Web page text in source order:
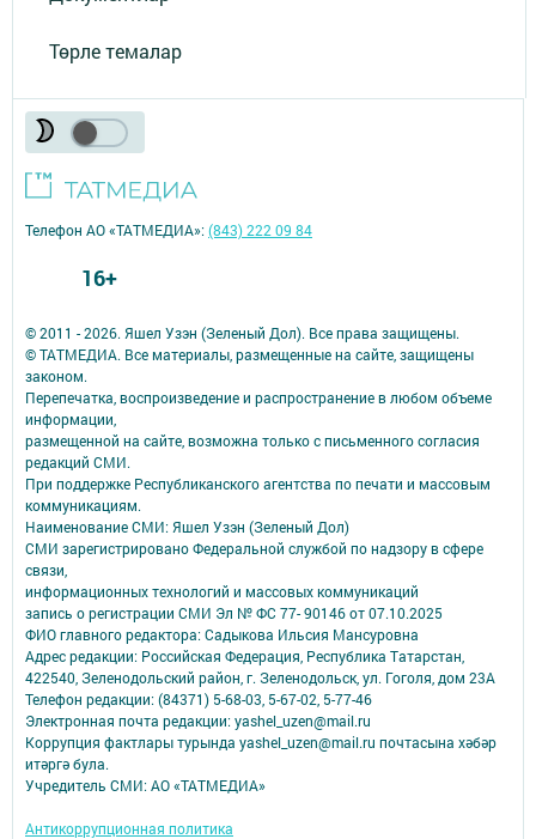
Төрле темалар
© 2011 - 2026. Яшел Узэн (Зеленый Дол). Все права защищены.
© ТАТМЕДИА. Все материалы, размещенные на сайте, защищены
законом.
Перепечатка, воспроизведение и распространение в любом объеме
информации,
размещенной на сайте, возможна только с письменного согласия
редакций СМИ.
При поддержке Республиканского агентства по печати и массовым
коммуникациям.
Наименование СМИ: Яшел Узэн (Зеленый Дол)
СМИ зарегистрировано Федеральной службой по надзору в сфере
связи,
информационных технологий и массовых коммуникаций
запись о регистрации СМИ Эл № ФС 77- 90146 от 07.10.2025
ФИО главного редактора: Садыкова Ильсия Мансуровна
Адрес редакции: Российская Федерация, Республика Татарстан,
422540, Зеленодольский район, г. Зеленодольск, ул. Гоголя, дом 23А
Телефон редакции: (84371) 5-68-03, 5-67-02, 5-77-46
Электронная почта редакции: yashel_uzen@mail.ru
Коррупция фактлары турында yashel_uzen@mail.ru почтасына хәбәр
итәргә була.
Учредитель СМИ: АО «ТАТМЕДИА»
Антикоррупционная политика
Телефон АО «ТАТМЕДИА»:(843) 222 09 84
16+